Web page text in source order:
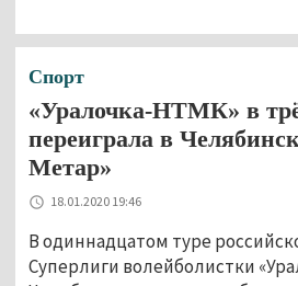
Спорт
«Уралочка-НТМК» в
переиграла в
Метар»
18.01.2020 19:46
В одиннадцатом туре
Суперлиги волейболистки